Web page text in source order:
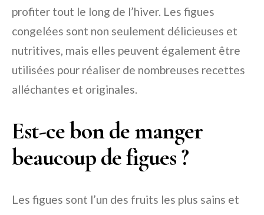
profiter tout le long de l’hiver. Les figues
congelées sont non seulement délicieuses et
nutritives, mais elles peuvent également être
utilisées pour réaliser de nombreuses recettes
alléchantes et originales.
Est-ce bon de manger
beaucoup de figues ?
Les figues sont l’un des fruits les plus sains et